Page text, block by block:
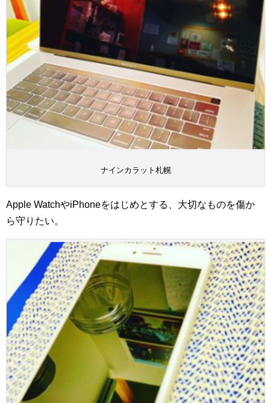
ナインカラット札幌
Apple WatchやiPhoneをはじめとする、大切なものを傷か
ら守りたい。